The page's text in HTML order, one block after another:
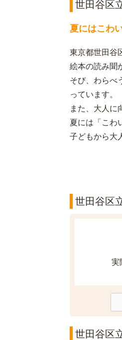
世田谷区
夏にはこわ
東京都世田谷
絵本の読み聞
そび、わらべ
っています。
また、大人に
夏には「こわ
子どもから大
世田谷区
実
世田谷区